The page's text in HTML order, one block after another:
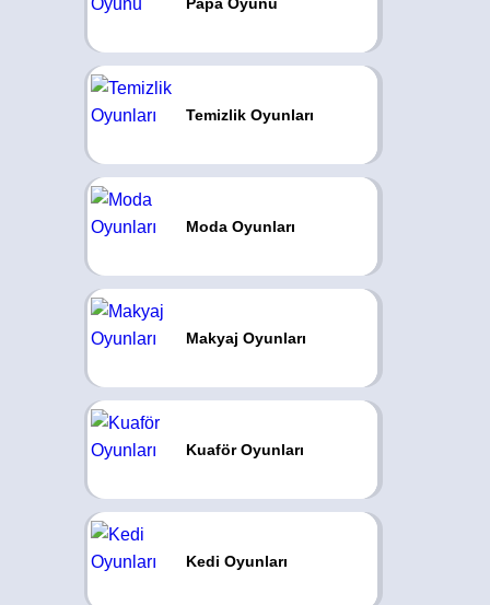
Temizlik Oyunları
Moda Oyunları
Makyaj Oyunları
Kuaför Oyunları
Kedi Oyunları